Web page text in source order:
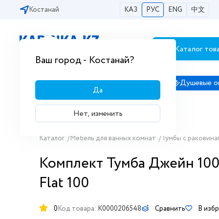
Костанай КАЗ РУС ENG 中文
Ваш город - Костанай?
Да
Нет, изменить
Бесплатная доставка по городам РК
Каталог
Сантехника Душевые кабины Душевые
Каталог /Мебель для ванных комнат / Тумбы с
Комплект Тумба Джейн
Flat 100
0Код товара: K0000206548 Сравнить В